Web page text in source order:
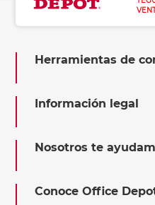
Herramientas de
Información legal
Nosotros te
Conoce Office